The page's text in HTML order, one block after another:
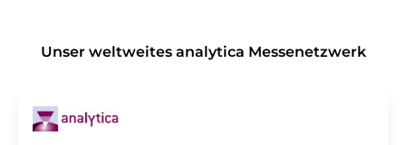
Unser weltweites analytica Messenetzwerk